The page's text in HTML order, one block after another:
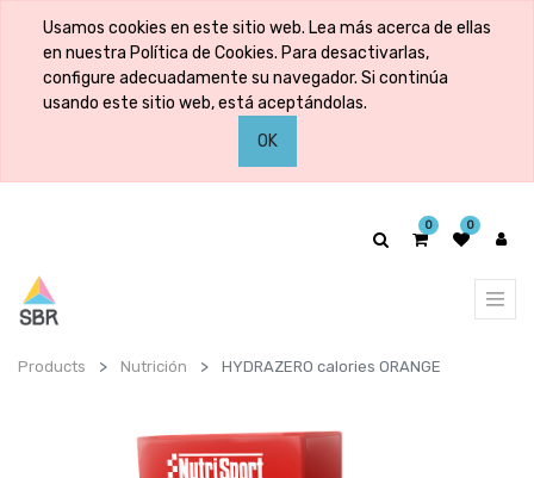
Usamos cookies en este sitio web. Lea más acerca de ellas
en nuestra Política de Cookies. Para desactivarlas,
configure adecuadamente su navegador. Si continúa
usando este sitio web, está aceptándolas.
OK
0 0
Products Nutrición HYDRAZERO calories ORANGE